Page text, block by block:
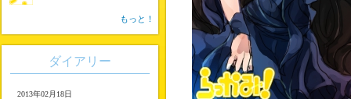
もっと！
ダイアリー
2013年02月18日